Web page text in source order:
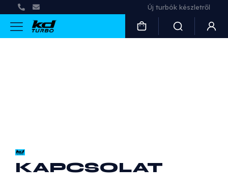
Új turbók készletről
KAPCSOLAT